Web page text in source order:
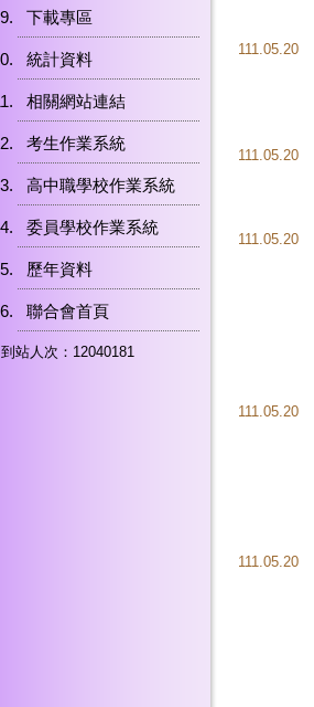
下載專區
統計資料
相關網站連結
考生作業系統
高中職學校作業系統
委員學校作業系統
歷年資料
聯合會首頁
到站人次：12040181
111.05.20
111.05.20
111.05.20
111.05.20
111.05.20